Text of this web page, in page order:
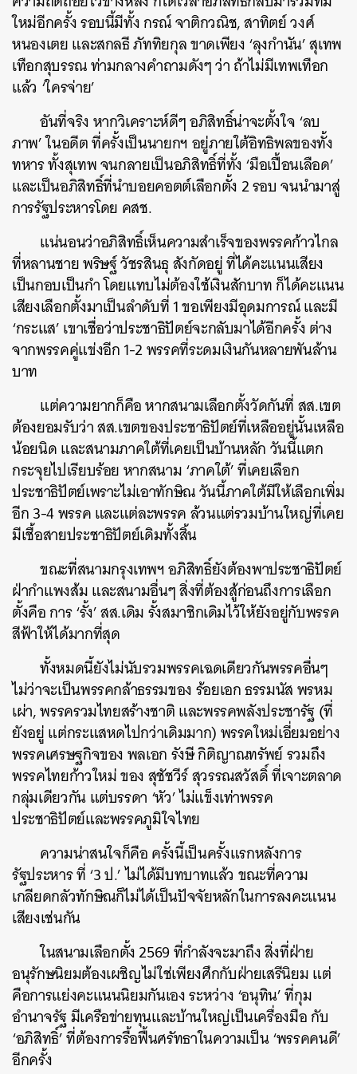
ใหม่อีกครั้ง รอบนี้มีทั้ง กรณ์ จาติกวณิช, สาทิตย์ วงศ์
หนองเตย และสกลธี ภัททิยกุล ขาดเพียง ‘ลุงกำนัน’ สุเทพ
เทือกสุบรรณ ท่ามกลางคำถามดังๆ ว่า ถ้าไม่มีเทพเทือก
แล้ว ‘ใครจ่าย’
อันที่จริง หากวิเคราะห์ดีๆ อภิสิทธิ์น่าจะตั้งใจ ‘ลบ
ภาพ’ ในอดีต ที่ครั้งเป็นนายกฯ อยู่ภายใต้อิทธิพลของทั้ง
ทหาร ทั้งสุเทพ จนกลายเป็นอภิสิทธิ์ที่ทั้ง ‘มือเปื้อนเลือด’
และเป็นอภิสิทธิ์ที่นำบอยคอตต์เลือกตั้ง 2 รอบ จนนำมาสู่
การรัฐประหารโดย คสช.
แน่นอนว่าอภิสิทธิ์เห็นความสำเร็จของพรรคก้าวไกล
ที่หลานชาย พริษฐ์ วัชรสินธุ สังกัดอยู่ ที่ได้คะแนนเสียง
เป็นกอบเป็นกำ โดยแทบไม่ต้องใช้เงินสักบาท ก็ได้คะแนน
เสียงเลือกตั้งมาเป็นลำดับที่ 1 ขอเพียงมีอุดมการณ์ และมี
‘กระแส’ เขาเชื่อว่าประชาธิปัตย์จะกลับมาได้อีกครั้ง ต่าง
จากพรรคคู่แข่งอีก 1-2 พรรคที่ระดมเงินกันหลายพันล้าน
บาท
แต่ความยากก็คือ หากสนามเลือกตั้งวัดกันที่ สส.เขต
ต้องยอมรับว่า สส.เขตของประชาธิปัตย์ที่เหลืออยู่นั้นเหลือ
น้อยนิด และสนามภาคใต้ที่เคยเป็นบ้านหลัก วันนี้แตก
กระจุยไปเรียบร้อย หากสนาม ‘ภาคใต้’ ที่เคยเลือก
ประชาธิปัตย์เพราะไม่เอาทักษิณ วันนี้ภาคใต้มีให้เลือกเพิ่ม
อีก 3-4 พรรค และแต่ละพรรค ล้วนแต่รวมบ้านใหญ่ที่เคย
มีเชื้อสายประชาธิปัตย์เดิมทั้งสิ้น
ขณะที่สนามกรุงเทพฯ อภิสิทธิ์ยังต้องพาประชาธิปัตย์
ฝ่ากำแพงส้ม และสนามอื่นๆ สิ่งที่ต้องสู้ก่อนถึงการเลือก
ตั้งคือ การ ‘รั้ง’ สส.เดิม รั้งสมาชิกเดิมไว้ให้ยังอยู่กับพรรค
สีฟ้าให้ได้มากที่สุด
ทั้งหมดนี้ยังไม่นับรวมพรรคเฉดเดียวกันพรรคอื่นๆ
ไม่ว่าจะเป็นพรรคกล้าธรรมของ ร้อยเอก ธรรมนัส พรหม
เผ่า, พรรครวมไทยสร้างชาติ และพรรคพลังประชารัฐ (ที่
ยังอยู่ แต่กระแสหดไปกว่าเดิมมาก) พรรคใหม่เอี่ยมอย่าง
พรรคเศรษฐกิจของ พลเอก รังษี กิติญาณทรัพย์ รวมถึง
พรรคไทยก้าวใหม่ ของ สุชัชวีร์ สุวรรณสวัสดิ์ ที่เจาะตลาด
กลุ่มเดียวกัน แต่บรรดา ‘หัว’ ไม่แข็งเท่าพรรค
ประชาธิปัตย์และพรรคภูมิใจไทย
ความน่าสนใจก็คือ ครั้งนี้เป็นครั้งแรกหลังการ
รัฐประหาร ที่ ‘3 ป.’ ไม่ได้มีบทบาทแล้ว ขณะที่ความ
เกลียดกลัวทักษิณก็ไม่ได้เป็นปัจจัยหลักในการลงคะแนน
เสียงเช่นกัน
ในสนามเลือกตั้ง 2569 ที่กำลังจะมาถึง สิ่งที่ฝ่าย
อนุรักษนิยมต้องเผชิญไม่ใช่เพียงศึกกับฝ่ายเสรีนิยม แต่
คือการแย่งคะแนนนิยมกันเอง ระหว่าง ‘อนุทิน’ ที่กุม
อำนาจรัฐ มีเครือข่ายทุนและบ้านใหญ่เป็นเครื่องมือ กับ
‘อภิสิทธิ์’ ที่ต้องการรื้อฟื้นศรัทธาในความเป็น ‘พรรคคนดี’
อีกครั้ง
ค้นหา
SHARE TWEET LINE EMAIL